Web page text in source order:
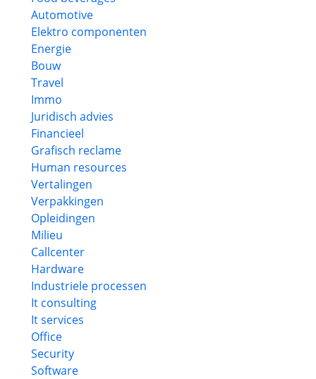
Automotive
Elektro componenten
Energie
Bouw
Travel
Immo
Juridisch advies
Financieel
Grafisch reclame
Human resources
Vertalingen
Verpakkingen
Opleidingen
Milieu
Callcenter
Hardware
Industriele processen
It consulting
It services
Office
Security
Software